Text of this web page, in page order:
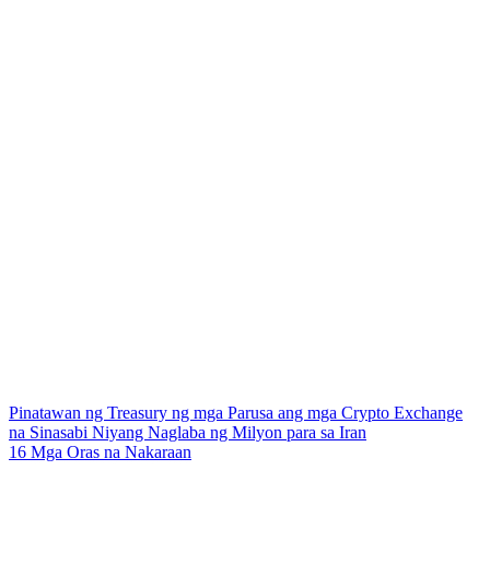
Pinatawan ng Treasury ng mga Parusa ang mga Crypto Exchange
na Sinasabi Niyang Naglaba ng Milyon para sa Iran
16 Mga Oras na Nakaraan